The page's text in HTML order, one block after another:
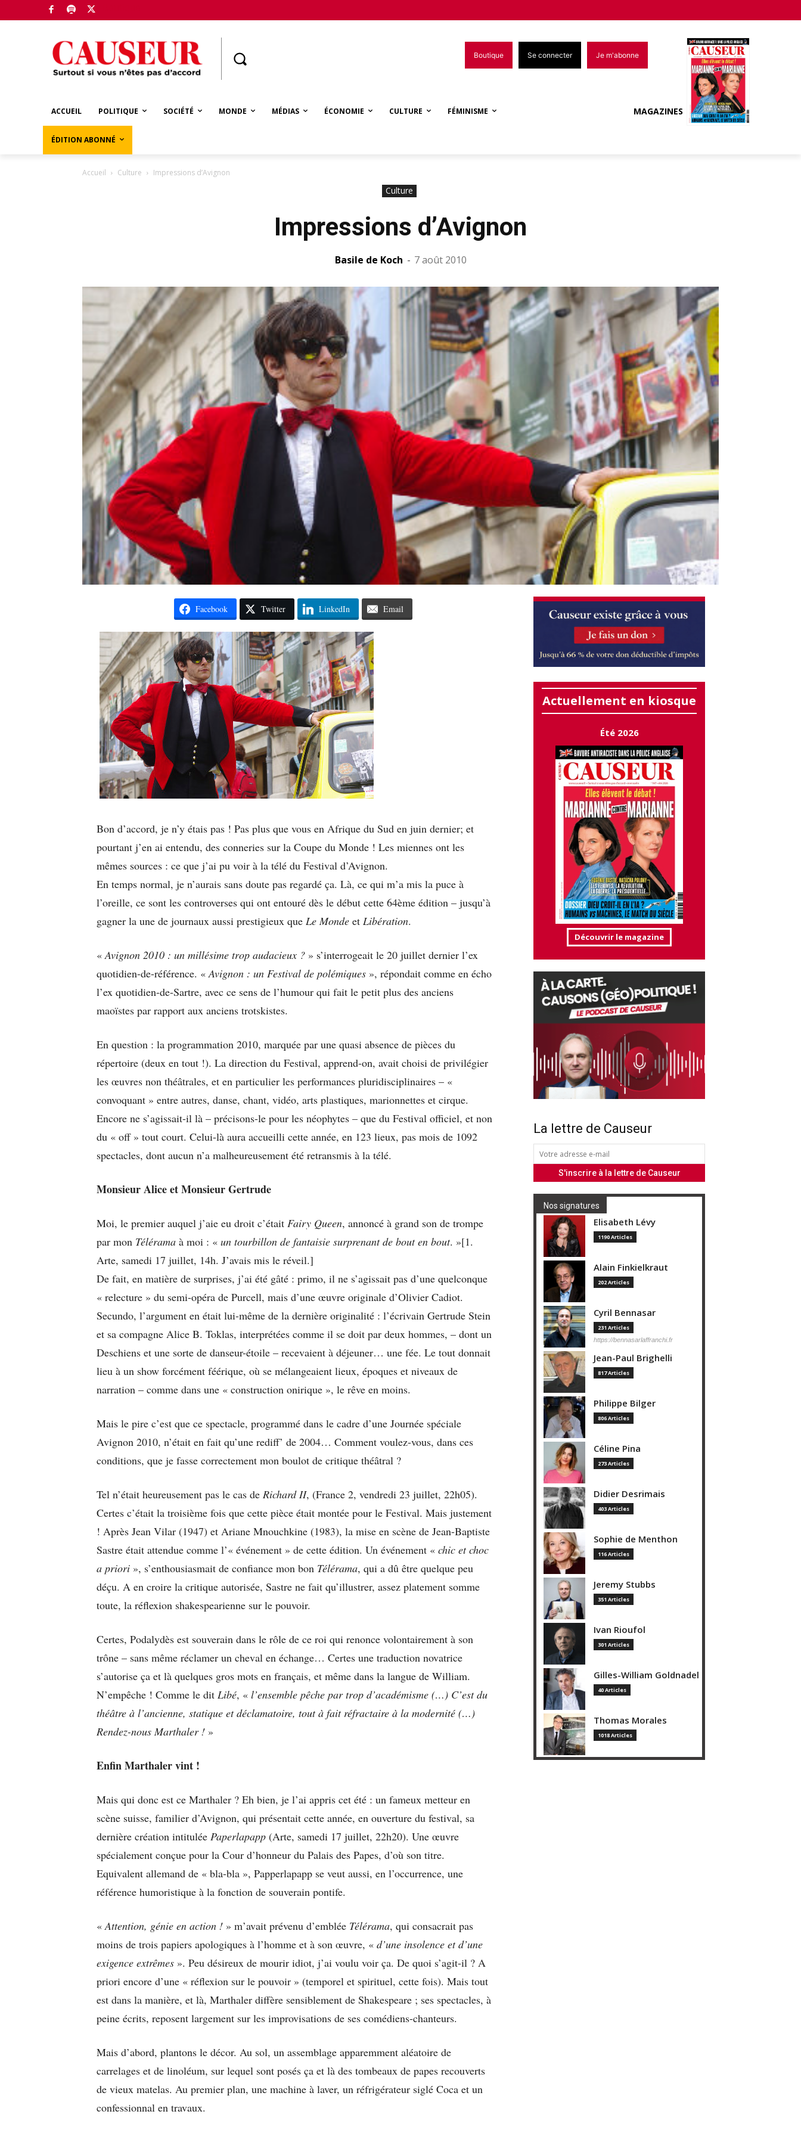
Boutique Se connecter Je m'abonne
ACCUEIL POLITIQUE SOCIÉTÉ MONDE MÉDIAS ÉCONOMIE CULTURE FÉMINISME
ÉDITION ABONNÉ
MAGAZINES
Accueil Culture Impressions d’Avignon
Culture
Impressions d’Avignon
Basile de Koch - 7 août 2010
Facebook Twitter LinkedIn Email
Bon d’accord, je n’y étais pas ! Pas plus que vous en Afrique du Sud en juin dernier; et
pourtant j’en ai entendu, des conneries sur la Coupe du Monde ! Les miennes ont les
mêmes sources : ce que j’ai pu voir à la télé du Festival d’Avignon.
En temps normal, je n’aurais sans doute pas regardé ça. Là, ce qui m’a mis la puce à
l’oreille, ce sont les controverses qui ont entouré dès le début cette 64ème édition – jusqu’à
gagner la une de journaux aussi prestigieux que Le Monde et Libération.
« Avignon 2010 : un millésime trop audacieux ? » s’interrogeait le 20 juillet dernier l’ex
quotidien-de-référence. « Avignon : un Festival de polémiques », répondait comme en écho
l’ex quotidien-de-Sartre, avec ce sens de l’humour qui fait le petit plus des anciens
maoïstes par rapport aux anciens trotskistes.
En question : la programmation 2010, marquée par une quasi absence de pièces du
répertoire (deux en tout !). La direction du Festival, apprend-on, avait choisi de privilégier
les œuvres non théâtrales, et en particulier les performances pluridisciplinaires – «
convoquant » entre autres, danse, chant, vidéo, arts plastiques, marionnettes et cirque.
Encore ne s’agissait-il là – précisons-le pour les néophytes – que du Festival officiel, et non
du « off » tout court. Celui-là aura accueilli cette année, en 123 lieux, pas mois de 1092
spectacles, dont aucun n’a malheureusement été retransmis à la télé.
Monsieur Alice et Monsieur Gertrude
Moi, le premier auquel j’aie eu droit c’était Fairy Queen, annoncé à grand son de trompe
par mon Télérama à moi : « un tourbillon de fantaisie surprenant de bout en bout. »[1.
Arte, samedi 17 juillet, 14h. J’avais mis le réveil.]
De fait, en matière de surprises, j’ai été gâté : primo, il ne s’agissait pas d’une quelconque
« relecture » du semi-opéra de Purcell, mais d’une œuvre originale d’Olivier Cadiot.
Secundo, l’argument en était lui-même de la dernière originalité : l’écrivain Gertrude Stein
et sa compagne Alice B. Toklas, interprétées comme il se doit par deux hommes, – dont un
Deschiens et une sorte de danseur-étoile – recevaient à déjeuner… une fée. Le tout donnait
lieu à un show forcément féérique, où se mélangeaient lieux, époques et niveaux de
narration – comme dans une « construction onirique », le rêve en moins.
Mais le pire c’est que ce spectacle, programmé dans le cadre d’une Journée spéciale
Avignon 2010, n’était en fait qu’une rediff’ de 2004… Comment voulez-vous, dans ces
conditions, que je fasse correctement mon boulot de critique théâtral ?
Tel n’était heureusement pas le cas de Richard II, (France 2, vendredi 23 juillet, 22h05).
Certes c’était la troisième fois que cette pièce était montée pour le Festival. Mais justement
! Après Jean Vilar (1947) et Ariane Mnouchkine (1983), la mise en scène de Jean-Baptiste
Sastre était attendue comme l’« événement » de cette édition. Un événement « chic et choc
a priori », s’enthousiasmait de confiance mon bon Télérama, qui a dû être quelque peu
déçu. A en croire la critique autorisée, Sastre ne fait qu’illustrer, assez platement somme
toute, la réflexion shakespearienne sur le pouvoir.
Certes, Podalydès est souverain dans le rôle de ce roi qui renonce volontairement à son
trône – sans même réclamer un cheval en échange… Certes une traduction novatrice
s’autorise ça et là quelques gros mots en français, et même dans la langue de William.
N’empêche ! Comme le dit Libé, « l’ensemble pêche par trop d’académisme (…) C’est du
théâtre à l’ancienne, statique et déclamatoire, tout à fait réfractaire à la modernité (…)
Rendez-nous Marthaler ! »
Enfin Marthaler vint !
Mais qui donc est ce Marthaler ? Eh bien, je l’ai appris cet été : un fameux metteur en
scène suisse, familier d’Avignon, qui présentait cette année, en ouverture du festival, sa
dernière création intitulée Paperlapapp (Arte, samedi 17 juillet, 22h20). Une œuvre
spécialement conçue pour la Cour d’honneur du Palais des Papes, d’où son titre.
Equivalent allemand de « bla-bla », Papperlapapp se veut aussi, en l’occurrence, une
référence humoristique à la fonction de souverain pontife.
« Attention, génie en action ! » m’avait prévenu d’emblée Télérama, qui consacrait pas
moins de trois papiers apologiques à l’homme et à son œuvre, « d’une insolence et d’une
exigence extrêmes ». Peu désireux de mourir idiot, j’ai voulu voir ça. De quoi s’agit-il ? A
priori encore d’une « réflexion sur le pouvoir » (temporel et spirituel, cette fois). Mais tout
est dans la manière, et là, Marthaler diffère sensiblement de Shakespeare ; ses spectacles, à
peine écrits, reposent largement sur les improvisations de ses comédiens-chanteurs.
Mais d’abord, plantons le décor. Au sol, un assemblage apparemment aléatoire de
carrelages et de linoléum, sur lequel sont posés ça et là des tombeaux de papes recouverts
de vieux matelas. Au premier plan, une machine à laver, un réfrigérateur siglé Coca et un
confessionnal en travaux.
Actuellement en kiosque
Été 2026
Découvrir le magazine
La lettre de Causeur
Nos signatures
Elisabeth Lévy
1190 Articles
Alain Finkielkraut
202 Articles
Cyril Bennasar
231 Articles
https://bennasarlaffranchi.fr
Jean-Paul Brighelli
817 Articles
Philippe Bilger
806 Articles
Céline Pina
273 Articles
Didier Desrimais
403 Articles
Sophie de Menthon
116 Articles
Jeremy Stubbs
351 Articles
Ivan Rioufol
301 Articles
Gilles-William Goldnadel
40 Articles
Thomas Morales
1018 Articles